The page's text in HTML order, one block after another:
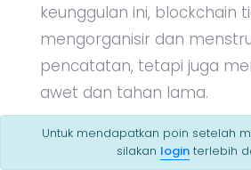
keunggulan ini, blockchain
mengorganisir dan
pencatatan, tetapi juga
awet dan tahan lama.
Teknologi blockchain telah
paradigma dalam berbagai
Untuk mendapatkan poin setelah
silakan loginterlebih